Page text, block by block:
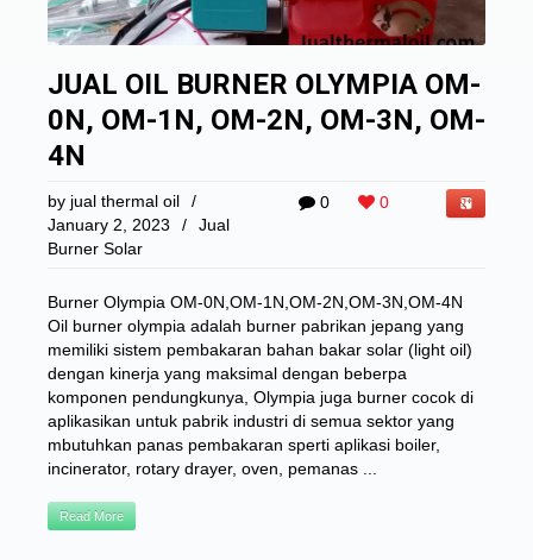
JUAL OIL BURNER OLYMPIA OM-
0N, OM-1N, OM-2N, OM-3N, OM-
4N
0 0
by jual thermal oil
/
January 2, 2023
/
Jual
Burner Solar
Burner Olympia OM-0N,OM-1N,OM-2N,OM-3N,OM-4N
Oil burner olympia adalah burner pabrikan jepang yang
memiliki sistem pembakaran bahan bakar solar (light oil)
dengan kinerja yang maksimal dengan beberpa
komponen pendungkunya, Olympia juga burner cocok di
aplikasikan untuk pabrik industri di semua sektor yang
mbutuhkan panas pembakaran sperti aplikasi boiler,
incinerator, rotary drayer, oven, pemanas ...
Read More